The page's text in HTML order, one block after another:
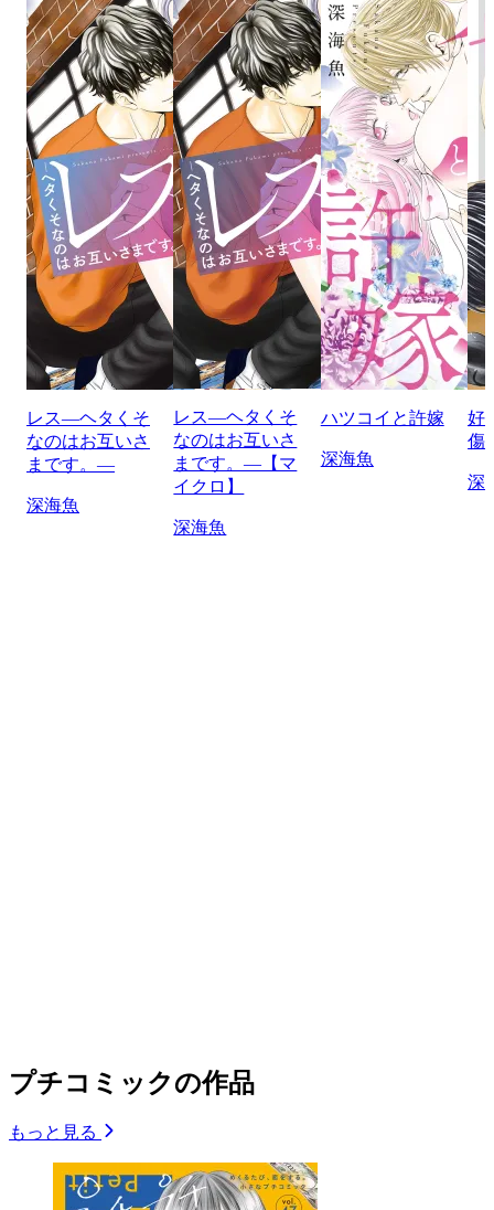
レス―ヘタくそ
なのはお互いさ
まです。―
深海魚
レス―ヘタくそ
なのはお互いさ
まです。―【マ
イクロ】
深海魚
ハツコイと許嫁
深海魚
好
傷
深
プチコミックの作品
もっと見る